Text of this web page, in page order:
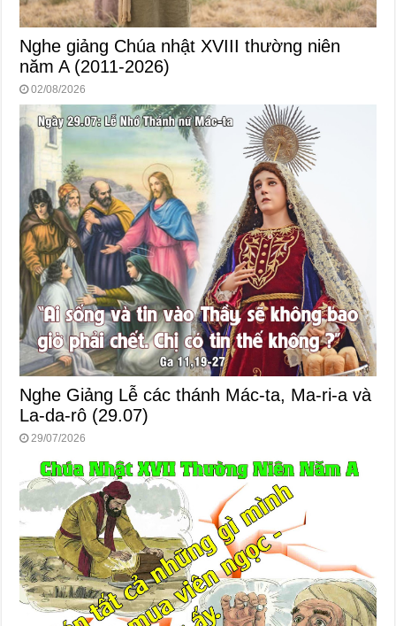
Nghe giảng Chúa nhật XVIII thường niên
năm A (2011-2026)
02/08/2026
Nghe Giảng Lễ các thánh Mác-ta, Ma-ri-a và
La-da-rô (29.07)
29/07/2026